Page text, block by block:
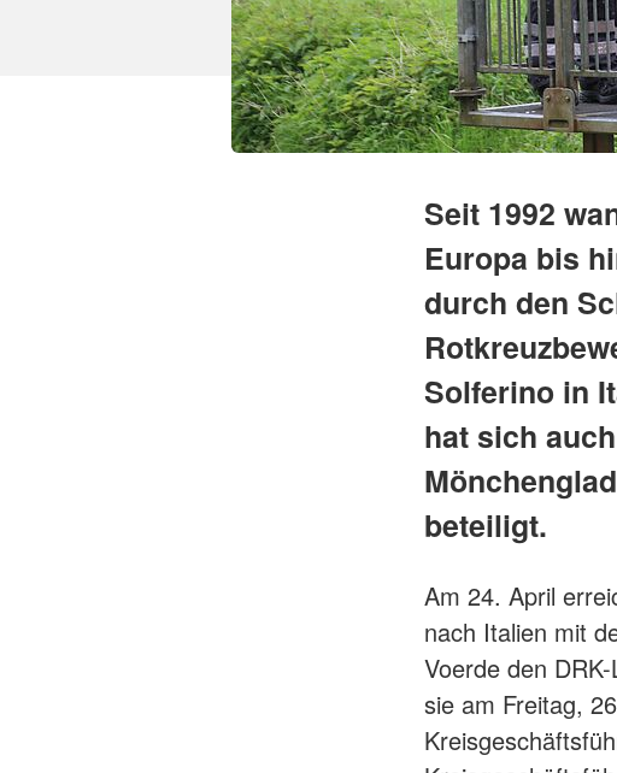
Seit 1992
Europa bis
durch den
Solferino in
hat sich
beteiligt.
Am 24. April
nach Italien mit
Voerde den
sie am Freitag,